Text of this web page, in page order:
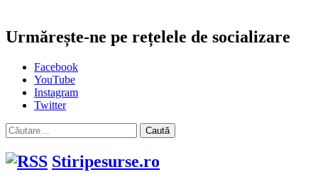
Urmărește-ne pe rețelele de socializare
Facebook
YouTube
Instagram
Twitter
Caută
după:
Stiripesurse.ro